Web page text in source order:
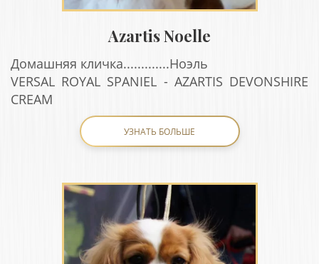
Azartis Noelle
Домашняя кличка.............Ноэль
VERSAL ROYAL SPANIEL - AZARTIS DEVONSHIRE
CREAM
УЗНАТЬ БОЛЬШЕ